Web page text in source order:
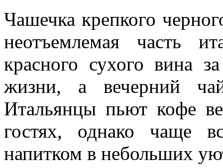
Чашечка крепкого
неотъемлемая часть
красного сухого вина
жизни, а вечерний
Итальянцы пьют кофе
гостях, однако чаще
напитком в небольших